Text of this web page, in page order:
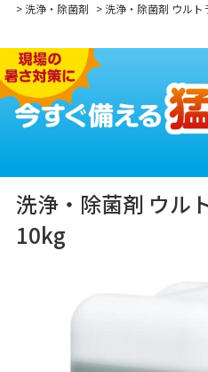
> 洗浄・除菌剤 > 洗浄・除菌剤 ウルト
洗浄・除菌剤 ウル
10kg